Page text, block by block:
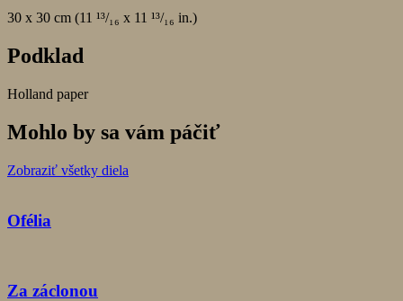
30 x 30 cm (11 ¹³/₁₆ x 11 ¹³/₁₆ in.)
Podklad
Holland paper
Mohlo by sa vám páčiť
Zobraziť všetky diela
Ofélia
Za záclonou